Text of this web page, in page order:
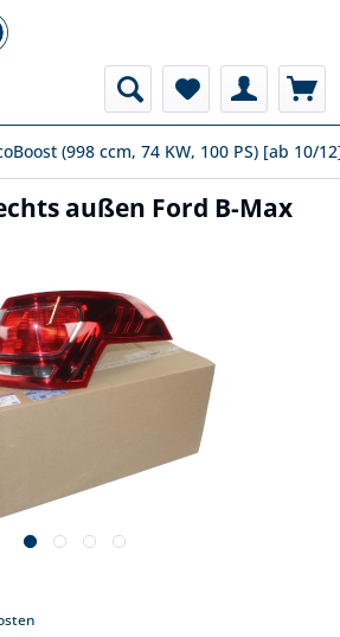
(998 ccm, 74 KW, 100 PS) [ab 10/
außen Ford B-Max